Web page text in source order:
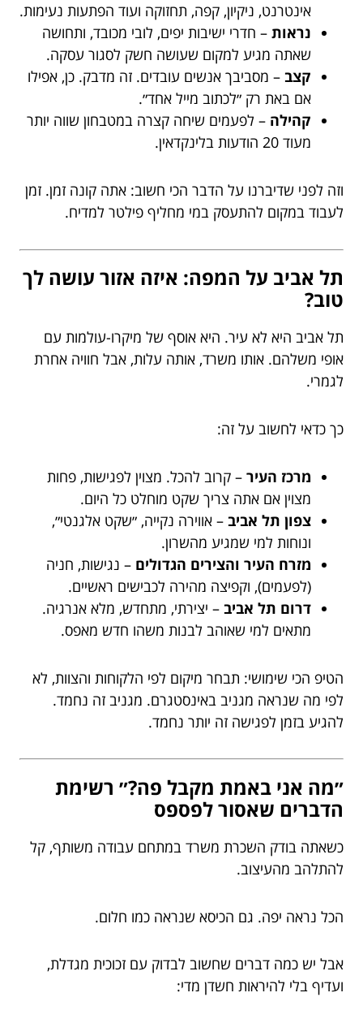
אינטרנט, ניקיון, קפה, תחזוקה ועוד הפתעות נעימות.
נראות – חדרי ישיבות יפים, לובי מכובד, ותחושה
שאתה מגיע למקום שעושה חשק לסגור עסקה.
קצב – מסביבך אנשים עובדים. זה מדבק. כן, אפילו
אם באת רק ״לכתוב מייל אחד״.
קהילה – לפעמים שיחה קצרה במטבחון שווה יותר
מעוד 20 הודעות בלינקדאין.
וזה לפני שדיברנו על הדבר הכי חשוב: אתה קונה זמן. זמן
לעבוד במקום להתעסק במי מחליף פילטר למדיח.
תל אביב על המפה: איזה אזור עושה לך
טוב?
תל אביב היא לא עיר. היא אוסף של מיקרו-עולמות עם
אופי משלהם. אותו משרד, אותה עלות, אבל חוויה אחרת
לגמרי.
כך כדאי לחשוב על זה:
מרכז העיר – קרוב להכל. מצוין לפגישות, פחות
מצוין אם אתה צריך שקט מוחלט כל היום.
צפון תל אביב – אווירה נקייה, ״שקט אלגנטי״,
ונוחות למי שמגיע מהשרון.
מזרח העיר והצירים הגדולים – נגישות, חניה
(לפעמים), וקפיצה מהירה לכבישים ראשיים.
דרום תל אביב – יצירתי, מתחדש, מלא אנרגיה.
מתאים למי שאוהב לבנות משהו חדש מאפס.
הטיפ הכי שימושי: תבחר מיקום לפי הלקוחות והצוות, לא
לפי מה שנראה מגניב באינסטגרם. מגניב זה נחמד.
להגיע בזמן לפגישה זה יותר נחמד.
״מה אני באמת מקבל פה?״ רשימת
הדברים שאסור לפספס
כשאתה בודק השכרת משרד במתחם עבודה משותף, קל
להתלהב מהעיצוב.
הכל נראה יפה. גם הכיסא שנראה כמו חלום.
אבל יש כמה דברים שחשוב לבדוק עם זכוכית מגדלת,
ועדיף בלי להיראות חשדן מדי: